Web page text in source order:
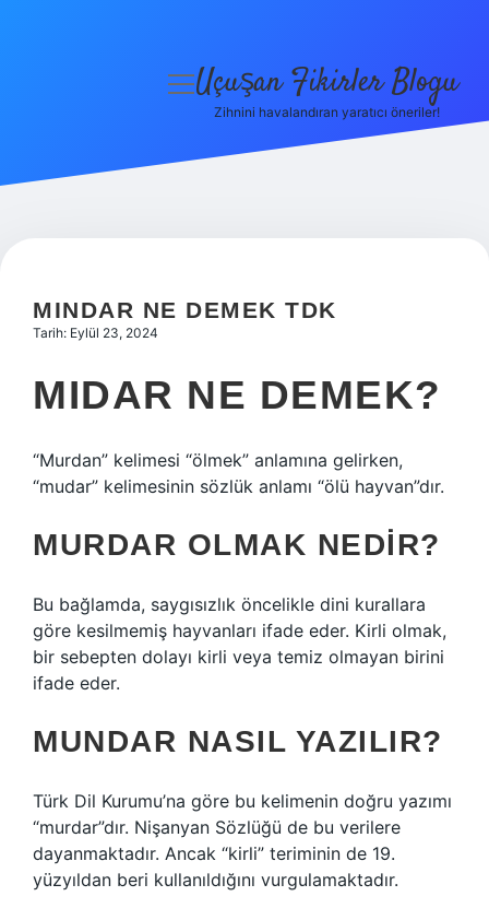
Hakkımızda
menüyü
Uçuşan Fikirler Blogu
Zihnini havalandıran yaratıcı öneriler!
MINDAR NE DEMEK TDK
Tarih: Eylül 23, 2024
MIDAR NE DEMEK?
“Murdan” kelimesi “ölmek” anlamına gelirken,
“mudar” kelimesinin sözlük anlamı “ölü hayvan”dır.
MURDAR OLMAK NEDIR?
Bu bağlamda, saygısızlık öncelikle dini kurallara
göre kesilmemiş hayvanları ifade eder. Kirli olmak,
bir sebepten dolayı kirli veya temiz olmayan birini
ifade eder.
MUNDAR NASIL YAZILIR?
Türk Dil Kurumu’na göre bu kelimenin doğru yazımı
“murdar”dır. Nişanyan Sözlüğü de bu verilere
dayanmaktadır. Ancak “kirli” teriminin de 19.
yüzyıldan beri kullanıldığını vurgulamaktadır.